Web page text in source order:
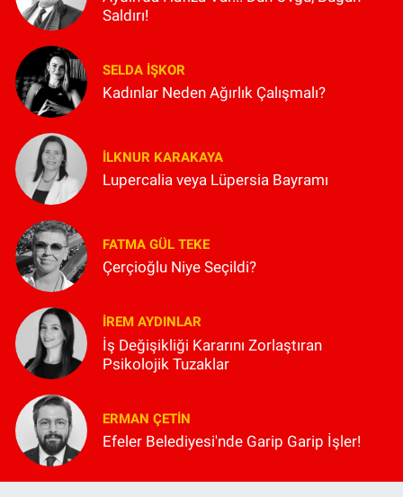
Saldırı!
SELDA İŞKOR
Kadınlar Neden Ağırlık Çalışmalı?
İLKNUR KARAKAYA
Lupercalia veya Lüpersia Bayramı
FATMA GÜL TEKE
Çerçioğlu Niye Seçildi?
İREM AYDINLAR
İş Değişikliği Kararını Zorlaştıran
Psikolojik Tuzaklar
ERMAN ÇETIN
Efeler Belediyesi'nde Garip Garip İşler!